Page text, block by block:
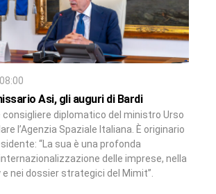
Asi, gli auguri di Bardi
diplomatico del ministro Urso
l’Agenzia Spaziale Italiana. È originario
“La sua è una profonda
delle imprese, nella
nei dossier strategici del Mimit”.